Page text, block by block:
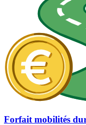
Forfait mobilités